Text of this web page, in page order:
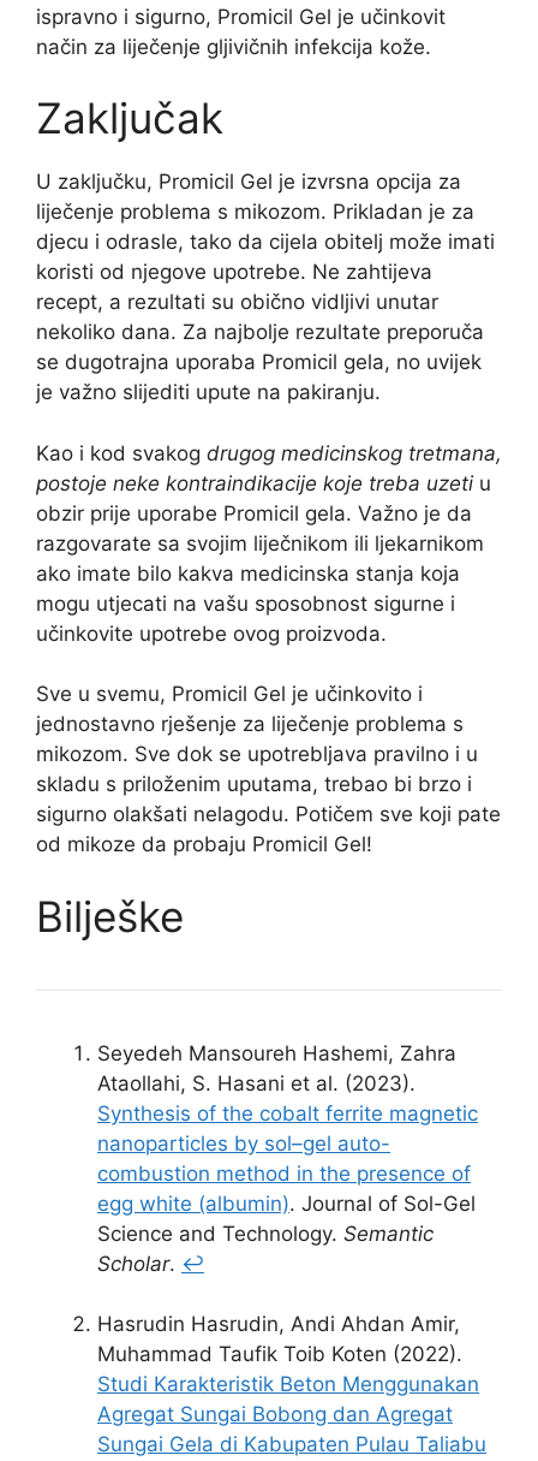
ispravno i sigurno, Promicil Gel je učinkovit
način za liječenje gljivičnih infekcija kože.
Zaključak
U zaključku, Promicil Gel je izvrsna opcija za
liječenje problema s mikozom. Prikladan je za
djecu i odrasle, tako da cijela obitelj može imati
koristi od njegove upotrebe. Ne zahtijeva
recept, a rezultati su obično vidljivi unutar
nekoliko dana. Za najbolje rezultate preporuča
se dugotrajna uporaba Promicil gela, no uvijek
je važno slijediti upute na pakiranju.
Kao i kod svakog drugog medicinskog tretmana,
postoje neke kontraindikacije koje treba uzeti u
obzir prije uporabe Promicil gela. Važno je da
razgovarate sa svojim liječnikom ili ljekarnikom
ako imate bilo kakva medicinska stanja koja
mogu utjecati na vašu sposobnost sigurne i
učinkovite upotrebe ovog proizvoda.
Sve u svemu, Promicil Gel je učinkovito i
jednostavno rješenje za liječenje problema s
mikozom. Sve dok se upotrebljava pravilno i u
skladu s priloženim uputama, trebao bi brzo i
sigurno olakšati nelagodu. Potičem sve koji pate
od mikoze da probaju Promicil Gel!
Bilješke
Seyedeh Mansoureh Hashemi, Zahra
Ataollahi, S. Hasani et al. (2023).
Synthesis of the cobalt ferrite magnetic
nanoparticles by sol–gel auto-
combustion method in the presence of
egg white (albumin). Journal of Sol-Gel
Science and Technology. Semantic
Scholar. ↩
Hasrudin Hasrudin, Andi Ahdan Amir,
Muhammad Taufik Toib Koten (2022).
Studi Karakteristik Beton Menggunakan
Agregat Sungai Bobong dan Agregat
Sungai Gela di Kabupaten Pulau Taliabu